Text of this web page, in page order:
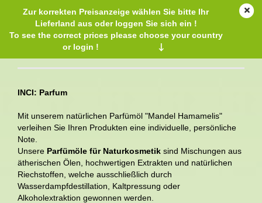
Zur korrekten Preisanzeige wählen Sie bitte Ihr
Lieferland aus oder loggen Sie sich ein !
To see the correct prices please choose your country
or login !
↓
Natürliches Parfümöl Mandel Hamamelis
INCI: Parfum
Mit unserem natürlichen Parfümöl "Mandel Hamamelis"
verleihen Sie Ihren Produkten eine individuelle, persönliche
Note.
Unsere Parfümöle für Naturkosmetik sind Mischungen aus
ätherischen Ölen, hochwertigen Extrakten und natürlichen
Riechstoffen, welche ausschließlich durch
Wasserdampfdestillation, Kaltpressung oder
Alkoholextraktion gewonnen werden.